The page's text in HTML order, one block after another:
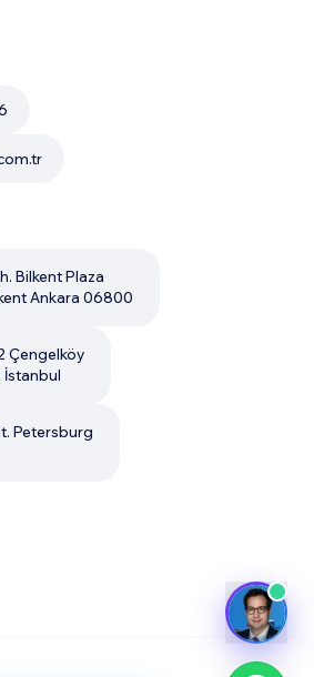
Bilkent Plaza
Ankara 06800
Çengelköy
İstanbul
Petersburg